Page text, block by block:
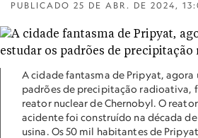
PUBLICADO 25 DE ABR. DE 2024,
A cidade fantasma de Pripyat, agora
padrões de precipitação radioativa,
reator nuclear de Chernobyl. O
acidente foi construído na década
usina. Os 50 mil habitantes de